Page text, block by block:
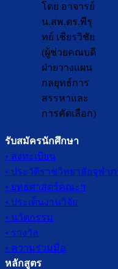
โดย อาจารย์
น.สพ.ดร.พีรุ
ทย์ เชียรวิชัย
(ผู้ช่วยคณบดี
ฝ่ายวางแผน
กลยุทธ์การ
สรรหาและ
การคัดเลือก)
รับสมัครนักศึกษา
• ลงทะเบียน
• ประวัติราชวิทยาลัยจุฬา
• ยุทธศาสตร์คณะฯ
• ประเด็นงานวิจัย
• นวัตกรรม
• รางวัล
• ความร่วมมือ
หลักสูตร